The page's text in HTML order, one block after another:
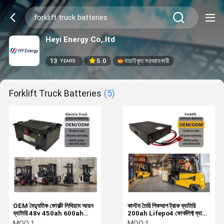
Heyi Energy Co,.ltd
13 YEARS 5.0 যাচাইকৃত সরবরাহকারী
Forklift Truck Batteries (5)
OEM বৈদ্যুতিক ফোর্কল্ট লিথিয়াম আয়ন
ব্যাটারি 48v 450ah 600ah
775ah ফোর্কল্ট ট্রাক ব্যাটারি
কাস্টম তৈরি পিকআপ ট্রাক ব্যাটারি
200ah Lifepo4 ফোর্কলিফ্ট ব্যাটারি
48V 60V 72V